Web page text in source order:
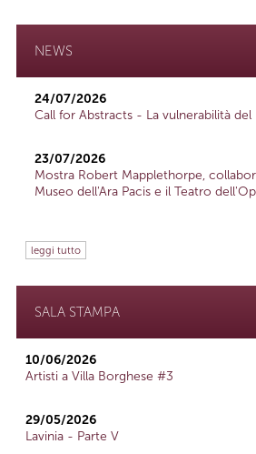
NEWS
24/07/2026
Call for Abstracts - La vulnerabilità
23/07/2026
Mostra Robert Mapplethorpe,
Museo dell'Ara Pacis e il Teatro
leggi tutto
SALA STAMPA
10/06/2026
Artisti a Villa Borghese #3
29/05/2026
Lavinia - Parte V